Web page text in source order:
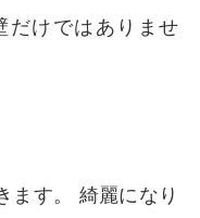
だけではありませ
ます。 綺麗になり